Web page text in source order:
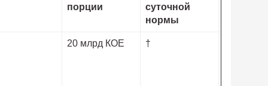
порции
суточной
нормы
20 млрд КОЕ †